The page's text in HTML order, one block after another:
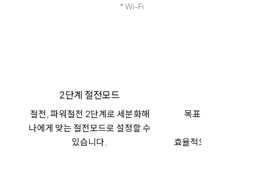
* Wi-Fi
2단계 절전모드
절전, 파워절전 2단계로 세분화해
나에게 맞는 절전모드로 설정할 수
있습니다.
목표 사용량을 설정
효율적으로 모니터링 할